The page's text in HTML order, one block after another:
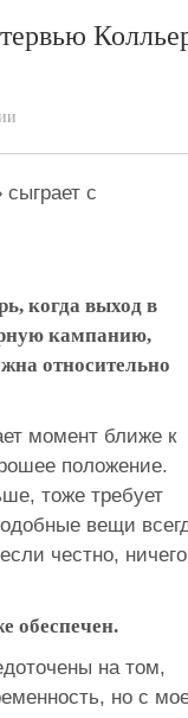
с
когда выход в
кампанию,
относительно
момент ближе к
положение.
тоже требует
вещи
честно, ничего
обеспечен.
на том,
но с